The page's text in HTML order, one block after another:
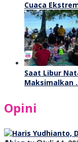
Cuaca
Saat Libur
Maksimalkan
Opini